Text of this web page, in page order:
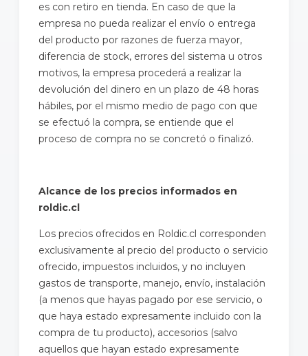
es con retiro en tienda. En caso de que la
empresa no pueda realizar el envío o entrega
del producto por razones de fuerza mayor,
diferencia de stock, errores del sistema u otros
motivos, la empresa procederá a realizar la
devolución del dinero en un plazo de 48 horas
hábiles, por el mismo medio de pago con que
se efectuó la compra, se entiende que el
proceso de compra no se concretó o finalizó.
Alcance de los precios informados en
roldic.cl
Los precios ofrecidos en Roldic.cl corresponden
exclusivamente al precio del producto o servicio
ofrecido, impuestos incluidos, y no incluyen
gastos de transporte, manejo, envío, instalación
(a menos que hayas pagado por ese servicio, o
que haya estado expresamente incluido con la
compra de tu producto), accesorios (salvo
aquellos que hayan estado expresamente